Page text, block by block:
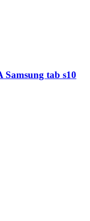
Samsung tab s10